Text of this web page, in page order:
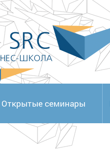
Открытые семинары